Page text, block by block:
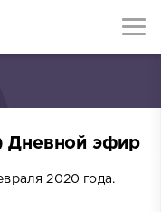
Дневной эфир
2020 года.